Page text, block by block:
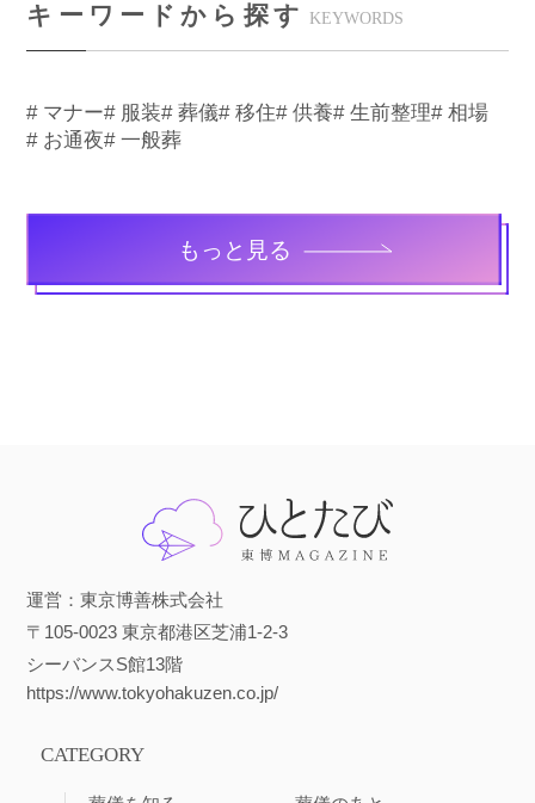
キーワードから探す KEYWORDS
# マナー# 服装# 葬儀# 移住# 供養# 生前整理# 相場
# お通夜# 一般葬
もっと見る
運営：東京博善株式会社
〒105-0023 東京都港区芝浦1-2-3
シーバンスS館13階
https://www.tokyohakuzen.co.jp/
CATEGORY